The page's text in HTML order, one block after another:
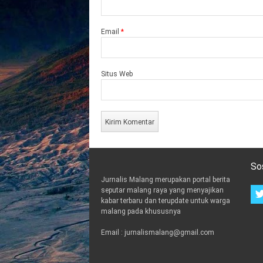
Email *
Situs Web
Jurnalis Malang merupakan portal berita
seputar malang raya yang menyajikan
kabar terbaru dan terupdate untuk warga
malang pada khususnya
Email : jurnalismalang@gmail.com